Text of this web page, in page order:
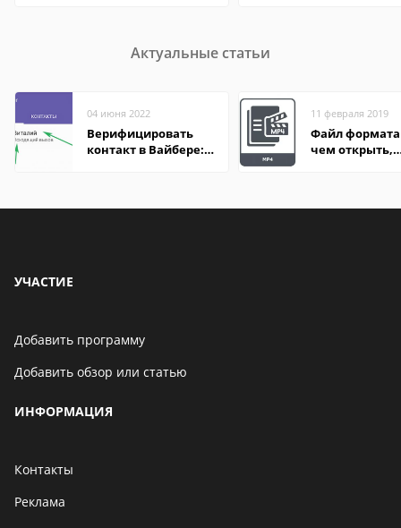
Актуальные статьи
04 июня 2022
Верифицировать
контакт в Вайбере:
11 февраля 2019
Файл формата
чем открыть,
УЧАСТИЕ
Добавить программу
Добавить обзор или статью
ИНФОРМАЦИЯ
Контакты
Реклама